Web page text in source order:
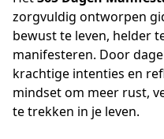
zorgvuldig ontworpen
bewust te leven, helder
manifesteren. Door
krachtige intenties en
mindset om meer rust,
te trekken in je leven.